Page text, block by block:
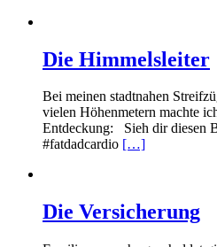
Die Himmelsleiter
Bei meinen stadtnahen
vielen Höhenmetern machte
Entdeckung: Sieh dir diesen
#fatdadcardio […]
Die Versicherung